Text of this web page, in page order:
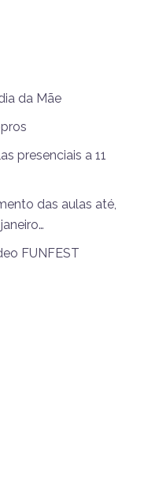
da Mãe
presenciais a 11
das aulas até,
FUNFEST